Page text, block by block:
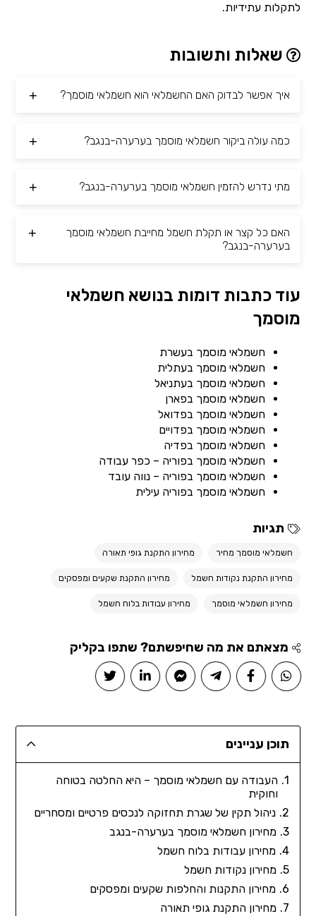
לתקלות עתידיות.
שאלות ותשובות
איך אפשר לבדוק האם החשמלאי הוא חשמלאי מוסמך?
כמה עולה ביקור חשמלאי מוסמך בערערה-בנגב?
מתי נדרש להזמין חשמלאי מוסמך בערערה-בנגב?
האם כל קצר או תקלת חשמל מחייבת חשמלאי מוסמך
בערערה-בנגב?
עוד כתבות דומות בנושא חשמלאי
מוסמך
חשמלאי מוסמך בעשרת
חשמלאי מוסמך בעתלית
חשמלאי מוסמך בעתניאל
חשמלאי מוסמך בפארן
חשמלאי מוסמך בפדואל
חשמלאי מוסמך בפדויים
חשמלאי מוסמך בפדיה
חשמלאי מוסמך בפוריה – כפר עבודה
חשמלאי מוסמך בפוריה – נווה עובד
חשמלאי מוסמך בפוריה עילית
תגיות
חשמלאי מוסמך מחיר מחירון התקנת גופי תאורה
מחירון התקנת נקודות חשמל מחירון התקנת שקעים ומפסקים
מחירון חשמלאי מוסמך מחירון עבודות בלוח חשמל
מצאתם את מה שחיפשתם? שתפו בקליק
תוכן עניינים
העבודה עם חשמלאי מוסמך – היא החלטה בטוחה
וחוקית
ניהול תקין של שגרת תחזוקה לנכסים פרטיים ומסחריים
מחירון חשמלאי מוסמך בערערה-בנגב
מחירון עבודות בלוח חשמל
מחירון נקודות חשמל
מחירון התקנות והחלפות שקעים ומפסקים
מחירון התקנת גופי תאורה